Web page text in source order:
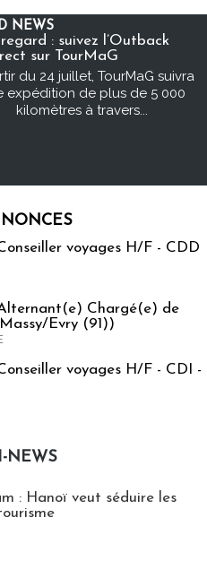
NEWS
: suivez l’Outback
sur TourMaG
du 24 juillet, TourMaG suivra
expédition de plus de 5 000
kilomètres à travers...
voyages H/F - CDD
Chargé(e) de
Evry (91))
voyages H/F - CDI -
NEWS
: Hanoï veut séduire les